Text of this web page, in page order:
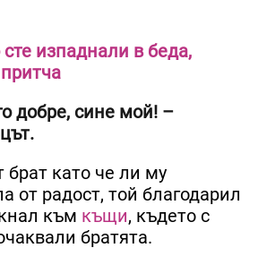
изпаднали в беда,
добре, сине мой! –
като че ли му
от радост, той благодарил
към къщи, където с
братята.